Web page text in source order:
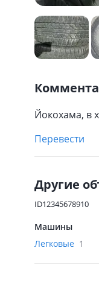
Йокохама, в
Перевести
Другие
ID12345678910
Машины
Легковые 1